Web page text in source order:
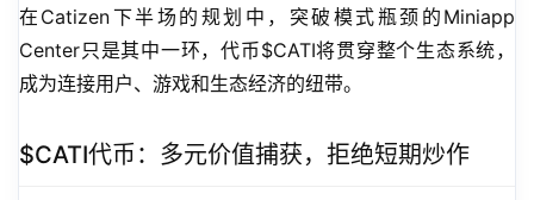
在Catizen下半场的规划中，突破模式瓶颈的Miniapp
Center只是其中一环，代币$CATI将贯穿整个生态系统，
成为连接用户、游戏和生态经济的纽带。
$CATI代币：多元价值捕获，拒绝短期炒作